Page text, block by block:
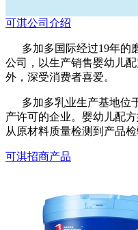
可淇公司介绍
多加多国际经过19年的
公司，以生产销售婴幼儿
外，深受消费者喜爱。
多加多乳业生产基地位于
产许可的企业。婴幼儿配
从原材料质量检测到产品
可淇招商产品